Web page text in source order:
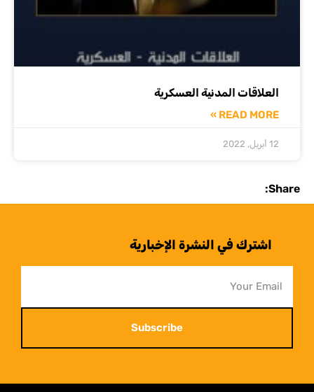
العلاقات المدنية العسكرية
READ MORE »
12 أبريل, 2022
Share:
اشترك في النشرة الإخبارية
Subscribe